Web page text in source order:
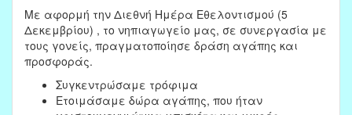
Με αφορμή την Διεθνή Ημέρα Εθελοντισμού (5
Δεκεμβρίου) , το νηπιαγωγείο μας, σε συνεργασία με
τους γονείς, πραγματοποίησε δράση αγάπης και
προσφοράς.
Συγκεντρώσαμε τρόφιμα
Ετοιμάσαμε δώρα αγάπης, που ήταν